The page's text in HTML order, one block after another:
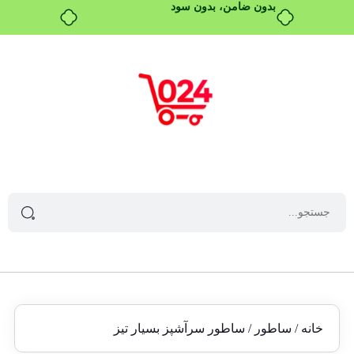
خانه / ساطور / ساطور سرآشپز بسیار تیز